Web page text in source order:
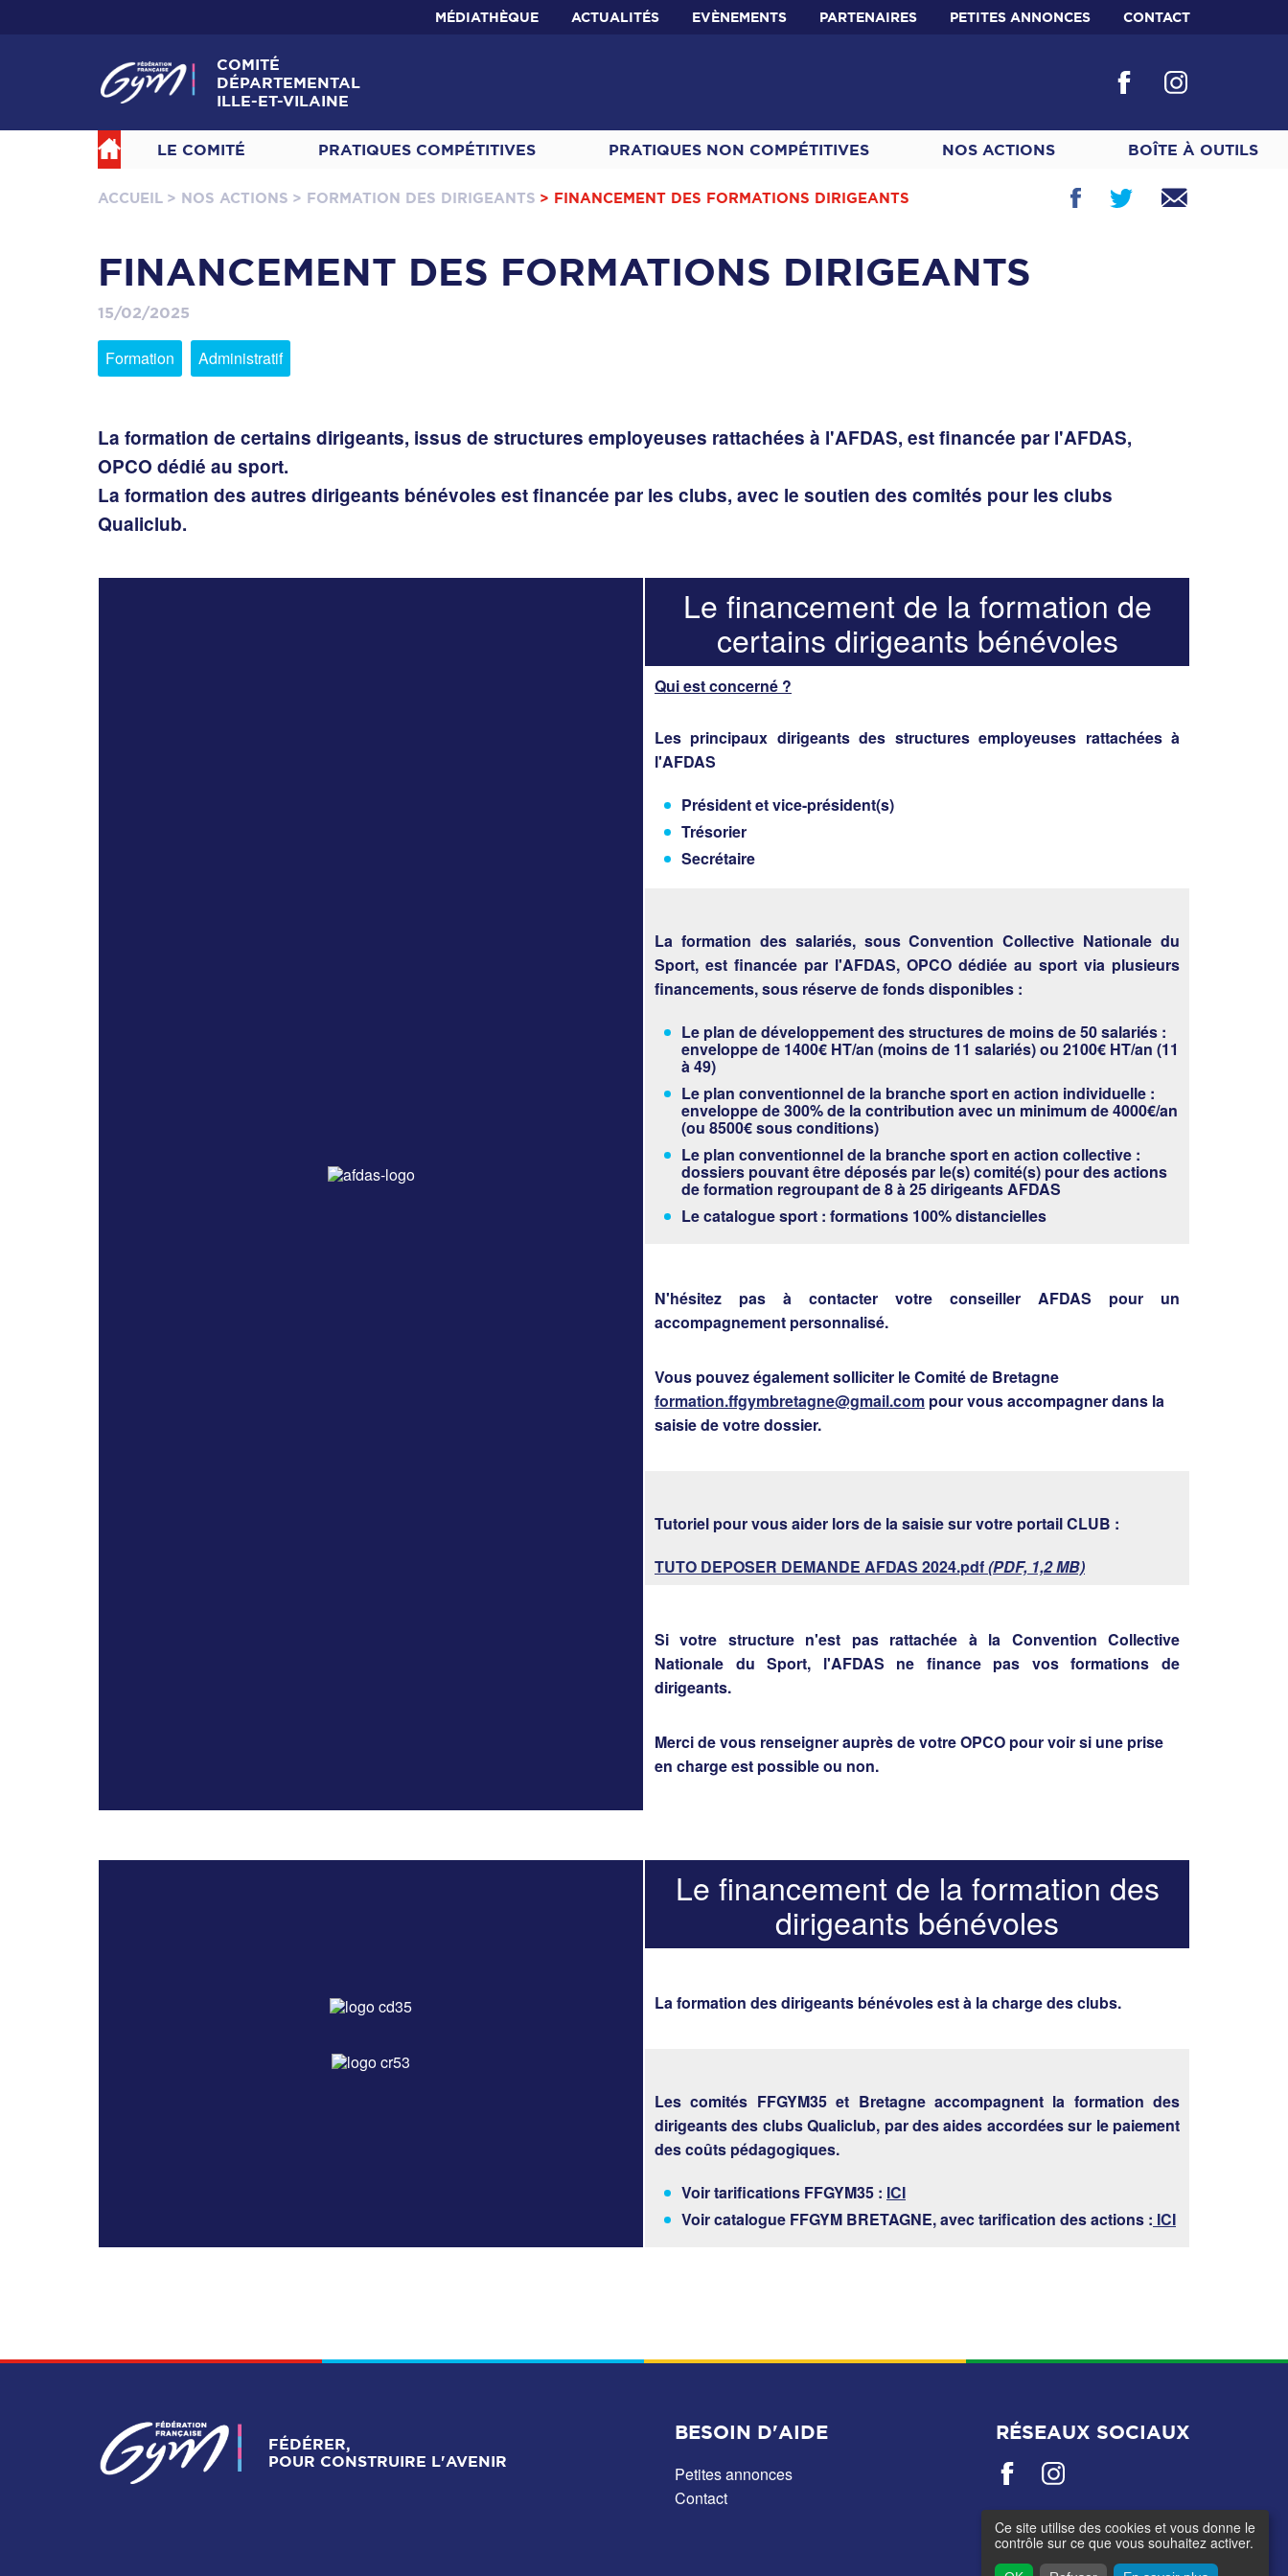
MÉDIATHÈQUE ACTUALITÉS EVÈNEMENTS PARTENAIRES PETITES ANNONCES CONTACT
COMITÉ
DÉPARTEMENTAL
ILLE-ET-VILAINE
LE COMITÉ PRATIQUES COMPÉTITIVES PRATIQUES NON COMPÉTITIVES NOS ACTIONS BOÎTE À OUTILS
ACCUEIL > NOS ACTIONS > FORMATION DES DIRIGEANTS > FINANCEMENT DES FORMATIONS DIRIGEANTS
FINANCEMENT DES FORMATIONS DIRIGEANTS
15/02/2025
Formation Administratif
La formation de certains dirigeants, issus de structures employeuses rattachées à l'AFDAS, est financée par l'AFDAS,
OPCO dédié au sport.
La formation des autres dirigeants bénévoles est financée par les clubs, avec le soutien des comités pour les clubs
Qualiclub.
Le financement de la formation de
certains dirigeants bénévoles
Qui est concerné ?
Les principaux dirigeants des structures employeuses rattachées à
l'AFDAS
Président et vice-président(s)
Trésorier
Secrétaire
La formation des salariés, sous Convention Collective Nationale du
Sport, est financée par l'AFDAS, OPCO dédiée au sport via plusieurs
financements, sous réserve de fonds disponibles :
Le plan de développement des structures de moins de 50 salariés :
enveloppe de 1400€ HT/an (moins de 11 salariés) ou 2100€ HT/an (11
à 49)
Le plan conventionnel de la branche sport en action individuelle :
enveloppe de 300% de la contribution avec un minimum de 4000€/an
(ou 8500€ sous conditions)
Le plan conventionnel de la branche sport en action collective :
dossiers pouvant être déposés par le(s) comité(s) pour des actions
de formation regroupant de 8 à 25 dirigeants AFDAS
Le catalogue sport : formations 100% distancielles
N'hésitez pas à contacter votre conseiller AFDAS pour un
accompagnement personnalisé.
Vous pouvez également solliciter le Comité de Bretagne
formation.ffgymbretagne@gmail.com pour vous accompagner dans la
saisie de votre dossier.
Tutoriel pour vous aider lors de la saisie sur votre portail CLUB :
TUTO DEPOSER DEMANDE AFDAS 2024.pdf(PDF, 1,2 MB)
Si votre structure n'est pas rattachée à la Convention Collective
Nationale du Sport, l'AFDAS ne finance pas vos formations de
dirigeants.
Merci de vous renseigner auprès de votre OPCO pour voir si une prise
en charge est possible ou non.
Le financement de la formation des
dirigeants bénévoles
La formation des dirigeants bénévoles est à la charge des clubs.
Les comités FFGYM35 et Bretagne accompagnent la formation des
dirigeants des clubs Qualiclub, par des aides accordées sur le paiement
des coûts pédagogiques.
Voir tarifications FFGYM35 : ICI
Voir catalogue FFGYM BRETAGNE, avec tarification des actions : ICI
FÉDÉRER,
POUR CONSTRUIRE L'AVENIR
BESOIN D'AIDE
Petites annonces
Contact
RÉSEAUX SOCIAUX
Ce site utilise des cookies et vous donne le
contrôle sur ce que vous souhaitez activer.